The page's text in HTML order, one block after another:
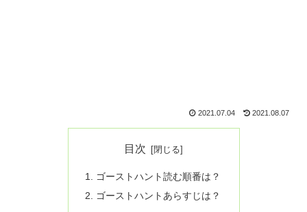
2021.07.04 2021.08.07
目次
ゴーストハント読む順番は？
ゴーストハントあらすじは？